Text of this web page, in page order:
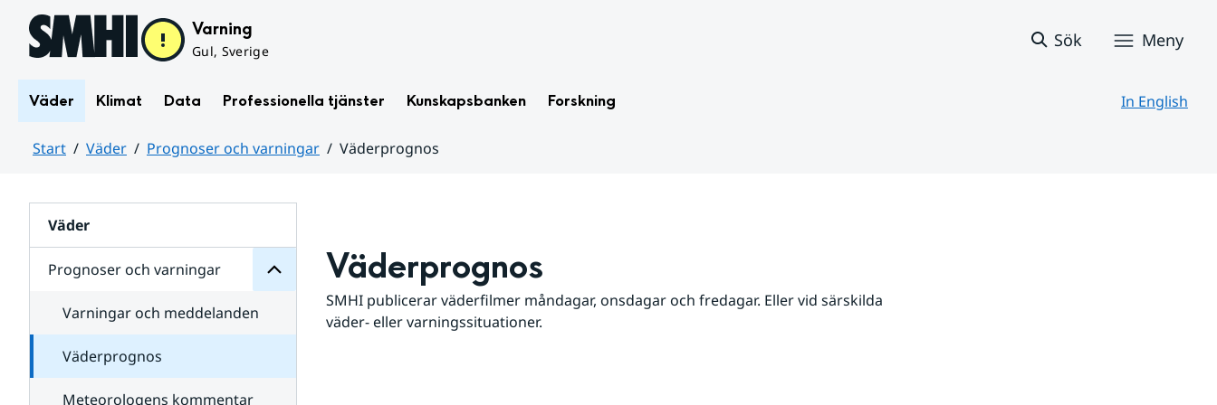
Hoppa till sidans innehåll Varning
Gul, Sverige
Sök Meny
Väder Klimat Data Professionella tjänster Kunskapsbanken Forskning In English
Start Väder Prognoser och varningar
Väderprognos
Väder
Prognoser och varningar
för
varningar
Varningar och meddelanden
Väderprognos
Meteorologens kommentar
Väderprognos
SMHI publicerar väderfilmer måndagar, onsdagar och fredagar. Eller vid särskilda
väder- eller varningssituationer.